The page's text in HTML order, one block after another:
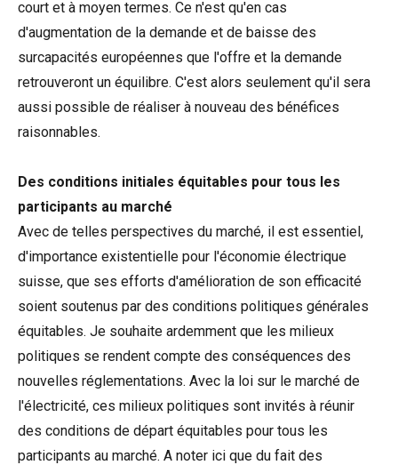
court et à moyen termes. Ce n'est qu'en cas
d'augmentation de la demande et de baisse des
surcapacités européennes que l'offre et la demande
retrouveront un équilibre. C'est alors seulement qu'il sera
aussi possible de réaliser à nouveau des bénéfices
raisonnables.
Des conditions initiales équitables pour tous les
participants au marché
Avec de telles perspectives du marché, il est essentiel,
d'importance existentielle pour l'économie électrique
suisse, que ses efforts d'amélioration de son efficacité
soient soutenus par des conditions politiques générales
équitables. Je souhaite ardemment que les milieux
politiques se rendent compte des conséquences des
nouvelles réglementations. Avec la loi sur le marché de
l'électricité, ces milieux politiques sont invités à réunir
des conditions de départ équitables pour tous les
participants au marché. A noter ici que du fait des